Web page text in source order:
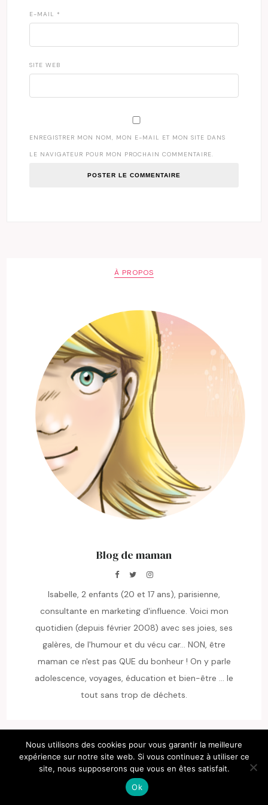
E-MAIL *
SITE WEB
ENREGISTRER MON NOM, MON E-MAIL ET MON SITE DANS
LE NAVIGATEUR POUR MON PROCHAIN COMMENTAIRE.
À PROPOS
Blog de maman
Isabelle, 2 enfants (20 et 17 ans), parisienne,
consultante en marketing d'influence. Voici mon
quotidien (depuis février 2008) avec ses joies, ses
galères, de l'humour et du vécu car... NON, être
maman ce n'est pas QUE du bonheur ! On y parle
adolescence, voyages, éducation et bien-être ... le
tout sans trop de déchets.
S’ABONNER AUX ARTICLES
EMAIL*
Nous utilisons des cookies pour vous garantir la meilleure
expérience sur notre site web. Si vous continuez à utiliser ce
site, nous supposerons que vous en êtes satisfait.
Ok